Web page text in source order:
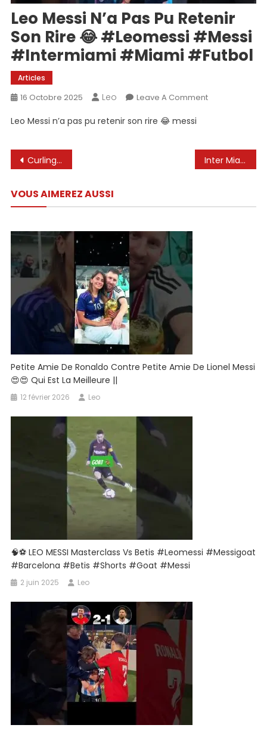
Leo Messi N’a Pas Pu Retenir
Son Rire 😂 #leomessi #messi
#intermiami #miami #futbol
Articles
16 Octobre 2025 Leo Leave A CommentOn
Pas
Pu
Rire
Leo Messi n’a pas pu retenir son rire 😂 messi
Navigation
l’article
Curling Shot par Leo Messi Édition 2025 #truedialogue Inter Miami CF contre Chicago Fire FC | Faits saillants du match complet | Thriller à 8 buts !
VOUS AIMEREZ AUSSI
Petite Amie De Ronaldo Contre Petite Amie De Lionel Messi
😍😍 Qui Est La Meilleure ||
12 février 2026 Leo
🧠⚽ LEO MESSI Masterclass Vs Betis #leomessi #messigoat
#barcelona #betis #shorts #goat #messi
2 juin 2025 Leo